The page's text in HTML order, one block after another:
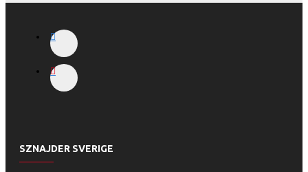
SZNAJDER SVERIGE